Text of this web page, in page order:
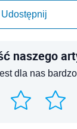
REKLAMA